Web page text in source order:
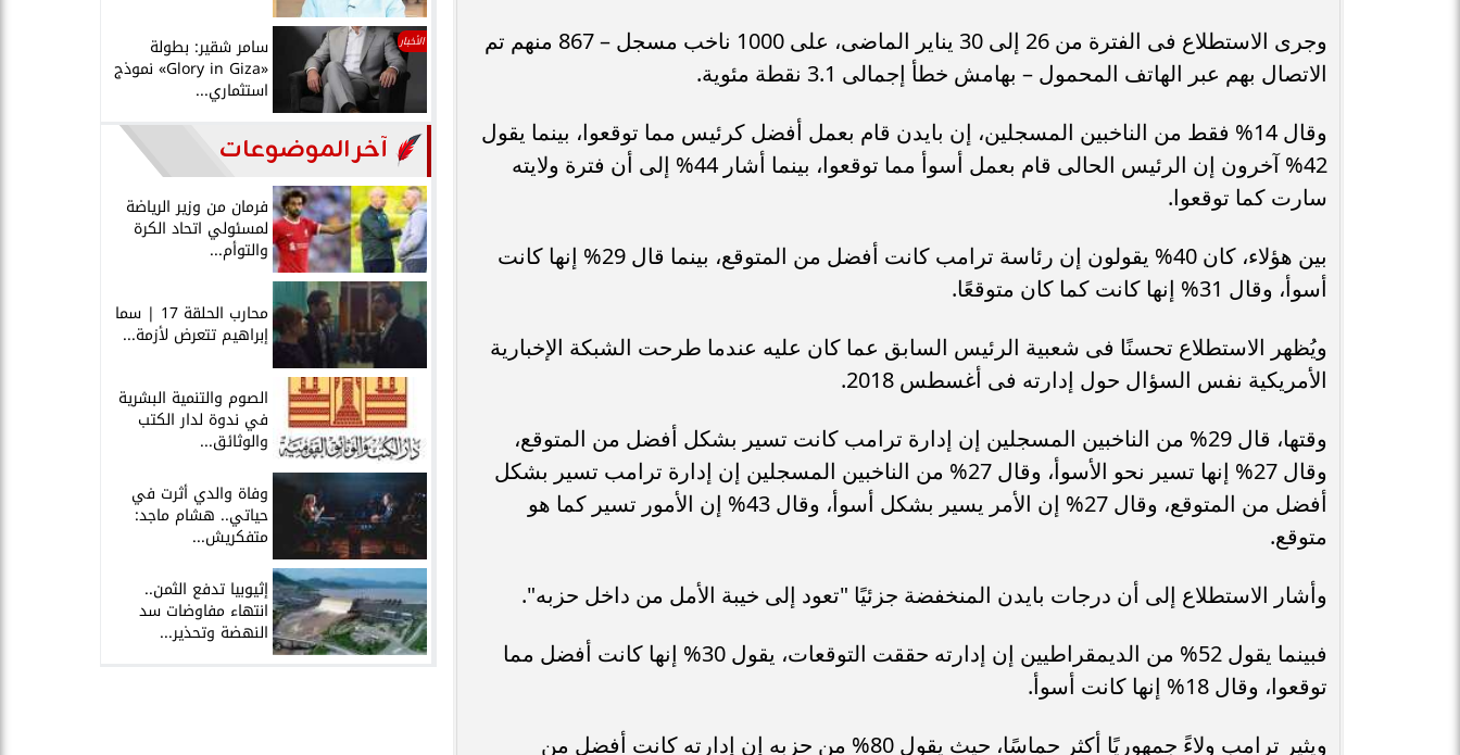
وجرى الاستطلاع فى الفترة من 26 إلى 30 يناير الماضى، على 1000 ناخب مسجل – 867 منهم تم
الاتصال بهم عبر الهاتف المحمول – بهامش خطأ إجمالى 3.1 نقطة مئوية.
وقال 14% فقط من الناخبين المسجلين، إن بايدن قام بعمل أفضل كرئيس مما توقعوا، بينما يقول
42% آخرون إن الرئيس الحالى قام بعمل أسوأ مما توقعوا، بينما أشار 44% إلى أن فترة ولايته
سارت كما توقعوا.
بين هؤلاء، كان 40% يقولون إن رئاسة ترامب كانت أفضل من المتوقع، بينما قال 29% إنها كانت
أسوأ، وقال 31% إنها كانت كما كان متوقعًا.
ويُظهر الاستطلاع تحسنًا فى شعبية الرئيس السابق عما كان عليه عندما طرحت الشبكة الإخبارية
الأمريكية نفس السؤال حول إدارته فى أغسطس 2018.
وقتها، قال 29% من الناخبين المسجلين إن إدارة ترامب كانت تسير بشكل أفضل من المتوقع،
وقال 27% إنها تسير نحو الأسوأ، وقال 27% من الناخبين المسجلين إن إدارة ترامب تسير بشكل
أفضل من المتوقع، وقال 27% إن الأمر يسير بشكل أسوأ، وقال 43% إن الأمور تسير كما هو
متوقع.
وأشار الاستطلاع إلى أن درجات بايدن المنخفضة جزئيًا "تعود إلى خيبة الأمل من داخل حزبه".
فبينما يقول 52% من الديمقراطيين إن إدارته حققت التوقعات، يقول 30% إنها كانت أفضل مما
توقعوا، وقال 18% إنها كانت أسوأ.
ويثير ترامب ولاءً جمهوريًا أكثر حماسًا، حيث يقول 80% من حزبه إن إدارته كانت أفضل من
الأخبار سامر شقير: بطولة
«Glory in Giza» نموذج
استثماري...
آخر الموضوعات
فرمان من وزير الرياضة
لمسئولي اتحاد الكرة
والتوأم...
محارب الحلقة 17 | سما
إبراهيم تتعرض لأزمة...
الصوم والتنمية البشرية
في ندوة لدار الكتب
والوثائق...
وفاة والدي أثرت في
حياتي.. هشام ماجد:
متفكريش...
إثيوبيا تدفع الثمن..
انتهاء مفاوضات سد
النهضة وتحذير...